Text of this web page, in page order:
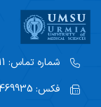
شماره تماس:
فکس: